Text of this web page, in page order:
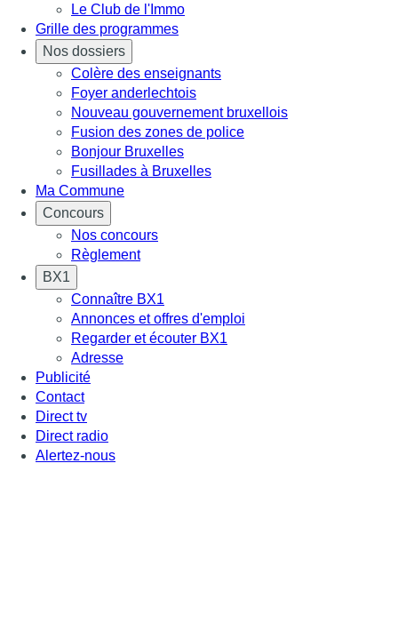
Le Club de l'Immo
Grille des programmes
Nos dossiers
Colère des enseignants
Foyer anderlechtois
Nouveau gouvernement bruxellois
Fusion des zones de police
Bonjour Bruxelles
Fusillades à Bruxelles
Ma Commune
Concours
Nos concours
Règlement
BX1
Connaître BX1
Annonces et offres d'emploi
Regarder et écouter BX1
Adresse
Publicité
Contact
Direct tv
Direct radio
Alertez-nous